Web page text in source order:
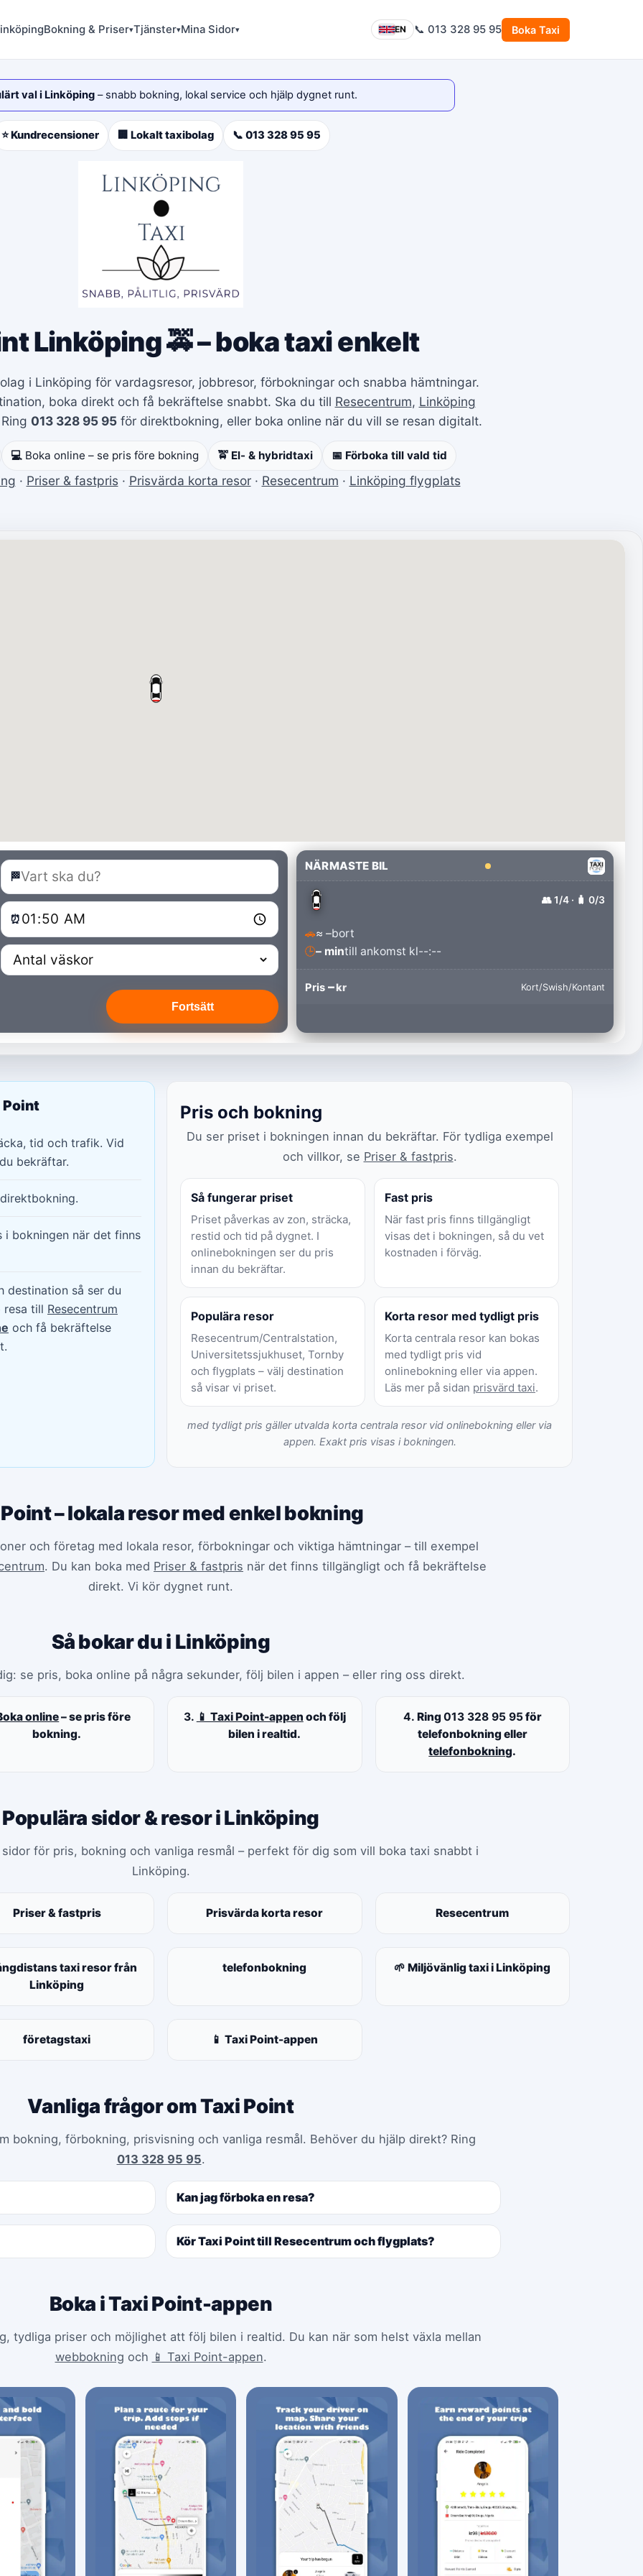
Bokning & Priser▾Tjänster▾Mina Sidor▾ EN 📞 013 328 95 95 Boka Taxi
val i Linköping– snabb bokning, lokal service och hjälp dygnet runt.
⭐ Kundrecensioner 🏢 Lokalt taxibolag 📞 013 328 95 95
Linköping 🚕 – boka taxi enkelt
i Linköping för vardagsresor, jobbresor, förbokningar och snabba hämtningar.
boka direkt och få bekräftelse snabbt. Ska du till Resecentrum, Linköping
013 328 95 95 för direktbokning, eller boka online när du vill se resan digitalt.
💻 Boka online – se pris före bokning 🚖 El- & hybridtaxi 📅 Förboka till vald tid
· Priser & fastpris · Prisvärda korta resor· Resecentrum · Linköping flygplats
🏁
⏰
Fortsätt
NÄRMASTE BIL
👥1/4 · 🧳 0/3
🚗≈ –bort
🕒– mintill ankomst kl--:--
Pris –kr Kort/Swish/Kontant
Point
tid och trafik. Vid
bekräftar.
bokningen när det finns
destination så ser du
resa till Resecentrum
och få bekräftelse
Pris och bokning
Du ser priset i bokningen innan du bekräftar. För tydliga exempel
och villkor, se Priser & fastpris.
Så fungerar priset
Priset påverkas av zon, sträcka,
restid och tid på dygnet. I
onlinebokningen ser du pris
innan du bekräftar.
Fast pris
När fast pris finns tillgängligt
visas det i bokningen, så du vet
kostnaden i förväg.
Populära resor
Resecentrum/Centralstation,
Universitetssjukhuset, Tornby
och flygplats – välj destination
så visar vi priset.
Korta resor med tydligt pris
Korta centrala resor kan bokas
med tydligt pris vid
onlinebokning eller via appen.
Läs mer på sidan prisvärd taxi.
med tydligt pris gäller utvalda korta centrala resor vid onlinebokning eller via
appen. Exakt pris visas i bokningen.
– lokala resor med enkel bokning
och företag med lokala resor, förbokningar och viktiga hämtningar – till exempel
. Du kan boka med Priser & fastpris när det finns tillgängligt och få bekräftelse
direkt. Vi kör dygnet runt.
Så bokar du i Linköping
se pris, boka online på några sekunder, följ bilen i appen – eller ring oss direkt.
online– se pris före
bokning.
3. 📱 Taxi Point-appen och följ
bilen i realtid.
4. Ring 013 328 95 95för
telefonbokning eller
telefonbokning.
Populära sidor & resor i Linköping
för pris, bokning och vanliga resmål – perfekt för dig som vill boka taxi snabbt i
Linköping.
Priser & fastpris Prisvärda korta resor Resecentrum
taxi resor från
Linköping
telefonbokning 🌱 Miljövänlig taxi i Linköping
företagstaxi 📱 Taxi Point-appen
Vanliga frågor om Taxi Point
bokning, förbokning, prisvisning och vanliga resmål. Behöver du hjälp direkt? Ring
013 328 95 95.
Kan jag förboka en resa?
Kör Taxi Point till Resecentrum och flygplats?
Boka i Taxi Point-appen
tydliga priser och möjlighet att följ bilen i realtid. Du kan när som helst växla mellan
webbokning och 📱 Taxi Point-appen.